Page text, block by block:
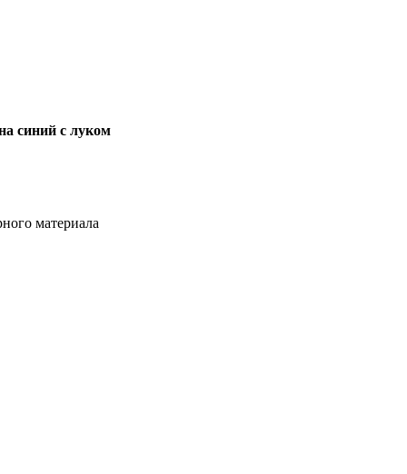
синий с луком
материала